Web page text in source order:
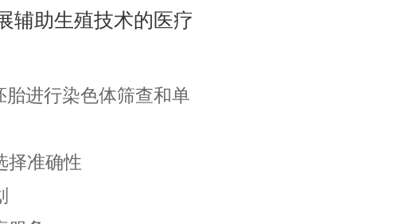
辅助生殖技术的医疗
胎进行染色体筛查和单
择准确性